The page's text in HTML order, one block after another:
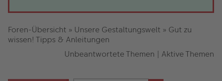
Foren-Übersicht » Unsere Gestaltungswelt » Gut zu
wissen! Tipps & Anleitungen
Unbeantwortete Themen | Aktive Themen